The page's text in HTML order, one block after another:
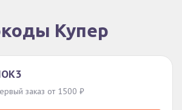
Купер
заказ от 1500 ₽